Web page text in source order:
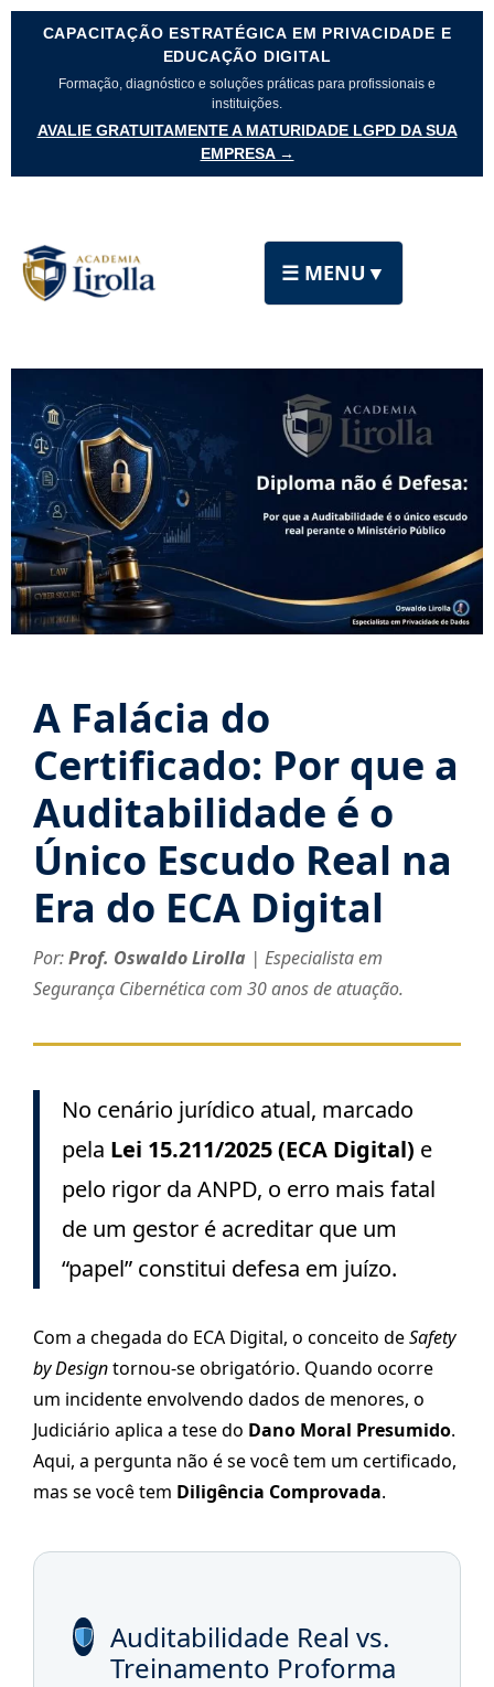
CAPACITAÇÃO ESTRATÉGICA EM PRIVACIDADE E
EDUCAÇÃO DIGITAL
Formação, diagnóstico e soluções práticas para profissionais e
instituições.
AVALIE GRATUITAMENTE A MATURIDADE LGPD DA SUA
EMPRESA →
☰ MENU ▼
A Falácia do
Certificado: Por que a
Auditabilidade é o
Único Escudo Real na
Era do ECA Digital
Por:Prof. Oswaldo Lirolla | Especialista em
Segurança Cibernética com 30 anos de atuação.
No cenário jurídico atual, marcado
pela Lei 15.211/2025 (ECA Digital) e
pelo rigor da ANPD, o erro mais fatal
de um gestor é acreditar que um
“papel” constitui defesa em juízo.
Com a chegada do ECA Digital, o conceito deSafety
by Designtornou-se obrigatório. Quando ocorre
um incidente envolvendo dados de menores, o
Judiciário aplica a tese do Dano Moral Presumido.
Aqui, a pergunta não é se você tem um certificado,
mas se você tem Diligência Comprovada.
Auditabilidade Real vs.
Treinamento Proforma